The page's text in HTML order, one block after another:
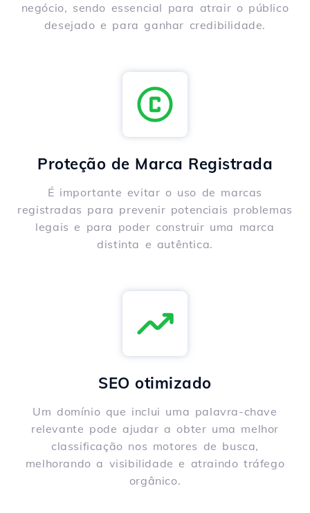
negócio, sendo essencial para atrair o público
desejado e para ganhar credibilidade.
Proteção de Marca Registrada
É importante evitar o uso de marcas
registradas para prevenir potenciais problemas
legais e para poder construir uma marca
distinta e autêntica.
SEO otimizado
Um domínio que inclui uma palavra-chave
relevante pode ajudar a obter uma melhor
classificação nos motores de busca,
melhorando a visibilidade e atraindo tráfego
orgânico.